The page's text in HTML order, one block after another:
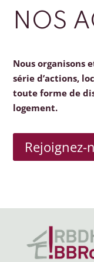
NOS
Nous organisons
série d’actions,
toute forme de
logement.
Rejoignez-